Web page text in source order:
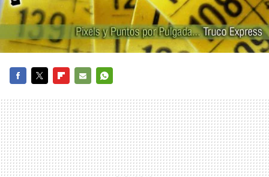
MAIL